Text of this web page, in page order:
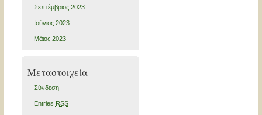
Σεπτέμβριος 2023
Ιούνιος 2023
Μάιος 2023
Μεταστοιχεία
Σύνδεση
Entries RSS